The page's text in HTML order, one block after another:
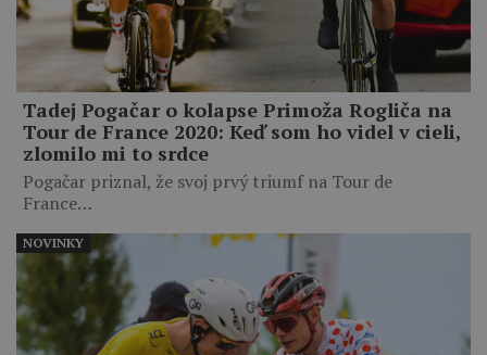
Tadej Pogačar o kolapse Primoža Rogliča na
Tour de France 2020: Keď som ho videl v cieli,
zlomilo mi to srdce
Pogačar priznal, že svoj prvý triumf na Tour de
France…
NOVINKY